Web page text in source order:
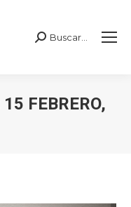
Buscar:
Buscar...
15 FEBRERO,